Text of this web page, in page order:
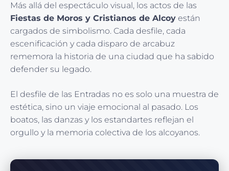
Más allá del espectáculo visual, los actos de las
Fiestas de Moros y Cristianos de Alcoy están
cargados de simbolismo. Cada desfile, cada
escenificación y cada disparo de arcabuz
rememora la historia de una ciudad que ha sabido
defender su legado.
El desfile de las Entradas no es solo una muestra de
estética, sino un viaje emocional al pasado. Los
boatos, las danzas y los estandartes reflejan el
orgullo y la memoria colectiva de los alcoyanos.